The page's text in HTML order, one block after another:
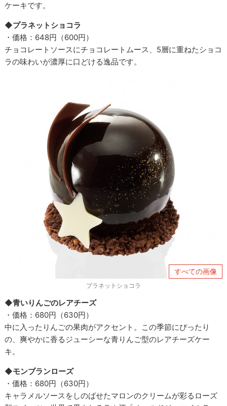
ケーキです。
◆プラネットショコラ
・価格：648円（600円）
チョコレートソースにチョコレートムース、5層に重ねたショコ
ラの味わいが濃厚に口どける逸品です。
すべての画像
プラネットショコラ
◆青いりんごのレアチーズ
・価格：680円（630円）
中に入ったりんごの果肉がアクセント。この季節にぴったり
の、爽やかに香るジューシーな青りんご型のレアチーズケー
キ。
◆モンブランローズ
・価格：680円（630円）
キャラメルソースをしのばせたマロンのクリームが彩るローズ